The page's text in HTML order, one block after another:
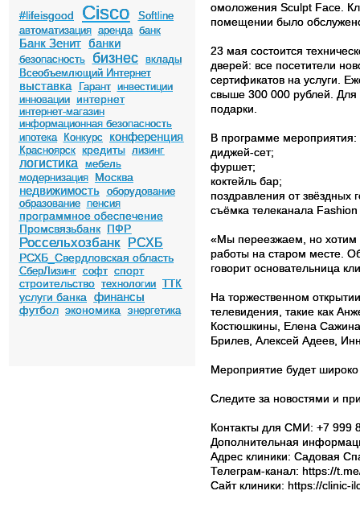
#lifeisgood Cisco
Softline
автоматизация аренда банк
Банк Зенит банки
безопасность бизнес
вклады
Всеобъемлющий Интернет
выставка Гарант инвестиции
инновации
интернет
интернет-магазин
информационная безопасность
ипотека
Конкурс конференция
Красноярск кредиты лизинг
логистика
мебель
модернизация
Москва
недвижимость оборудование
образование пенсия
программное обеспечение
Промсвязьбанк ПФР
Россельхозбанк РСХБ
РСХБ_Свердловская область
СберЛизинг софт спорт
строительство технологии ТТК
услуги банка финансы
футбол экономика энергетика
омоложения Sculpt Face.
помещении было
23 мая состоится
дверей: все посетители
сертификатов на услуги.
свыше 300 000 рублей. Для
подарки.
В программе мероприятия:
диджей-сет;
фуршет;
коктейль бар;
поздравления от звёздных
съёмка телеканала Fashion
«Мы переезжаем, но хотим
работы на старом месте.
говорит основательница
На торжественном
телевидения, такие как
Костюшкины, Елена
Брилев, Алексей Адеев,
Мероприятие будет
Следите за новостями и
Контакты для СМИ: +7 999
Дополнительная
Адрес клиники: Садовая
Телеграм-канал: https://
Сайт клиники: https://clinic-